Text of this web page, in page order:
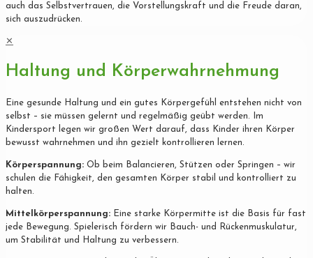
auch das Selbstvertrauen, die Vorstellungskraft und die Freude daran,
sich auszudrücken.
✕
Haltung und Körperwahrnehmung
Eine gesunde Haltung und ein gutes Körpergefühl entstehen nicht von
selbst – sie müssen gelernt und regelmäßig geübt werden. Im
Kindersport legen wir großen Wert darauf, dass Kinder ihren Körper
bewusst wahrnehmen und ihn gezielt kontrollieren lernen.
Körperspannung: Ob beim Balancieren, Stützen oder Springen – wir
schulen die Fähigkeit, den gesamten Körper stabil und kontrolliert zu
halten.
Mittelkörperspannung: Eine starke Körpermitte ist die Basis für fast
jede Bewegung. Spielerisch fördern wir Bauch- und Rückenmuskulatur,
um Stabilität und Haltung zu verbessern.